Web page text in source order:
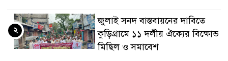
জুলাই সনদ বাস্তবায়নের দাবিতে
কুড়িগ্রামে ১১ দলীয় ঐক্যের বিক্ষোভ
মিছিল ও সমাবেশ
২